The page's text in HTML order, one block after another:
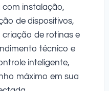
com instalação,
de dispositivos,
de rotinas e
técnico e
inteligente,
máximo em sua